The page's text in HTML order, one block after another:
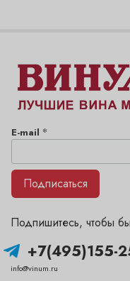
+7(495)155-
info@vinum.ru
Подпишитесь, чтобы
E-mail *
Подписаться